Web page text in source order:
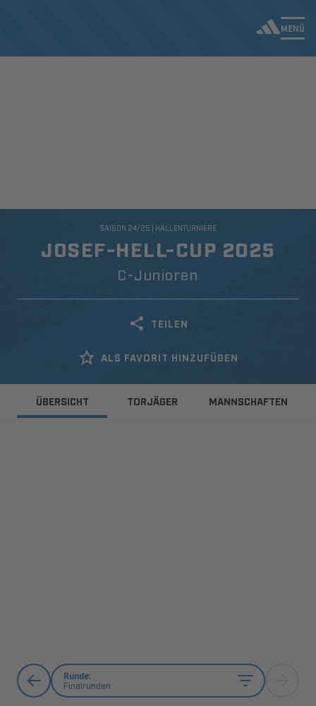
MENÜ
JOSEF-HELL-CUP 2025
C-Junioren
SAISON 24/25 | HALLENTURNIERE
TEILEN
ALS FAVORIT HINZUFÜGEN
ÜBERSICHT TORJÄGER MANNSCHAFTEN
Runde:
Finalrunden